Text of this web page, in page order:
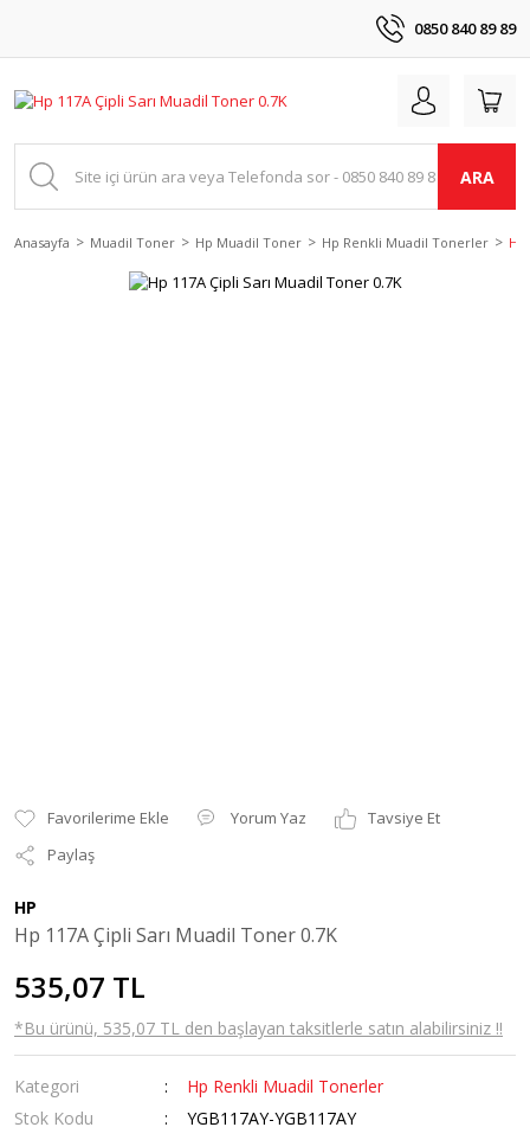
0850 840 89 89
ARA
Anasayfa Muadil Toner Hp Muadil Toner Hp Renkli Muadil Tonerler Hp
Yorum Yaz
Tavsiye Et
Paylaş
HP
Hp 117A Çipli Sarı Muadil Toner 0.7K
535,07 TL
*Bu ürünü, 535,07 TL den başlayan taksitlerle satın alabilirsiniz !!
Kategori
Hp Renkli Muadil Tonerler
Stok Kodu
YGB117AY-YGB117AY